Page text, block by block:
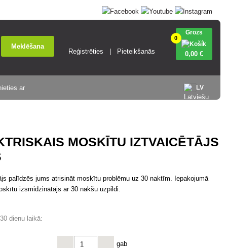
Meklēšana
Reģistrēties Pieteikšanās
0
Grozs
0,00 €
LV
ar
MOSKĪTU IZTVAICĒTĀJS
palīdzēs jums atrisināt moskītu problēmu uz 30 naktīm. Iepakojumā
izsmidzinātājs ar 30 nakšu uzpildi.
dienu laikā:
gab